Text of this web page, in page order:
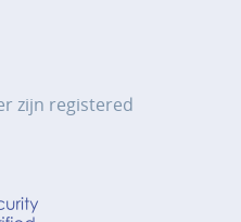
zijn registered